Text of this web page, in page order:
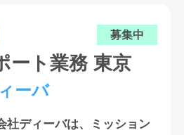
募集中
ート業務 東京
ーバ
社ディーバは、ミッション